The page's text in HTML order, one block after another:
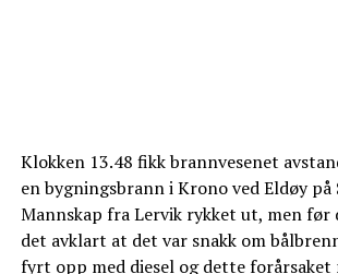
Klokken 13.48 fikk brannvesenet
en bygningsbrann i Krono ved Eldøy på
Mannskap fra Lervik rykket ut, men før
det avklart at det var snakk om
fyrt opp med diesel og dette forårsaket